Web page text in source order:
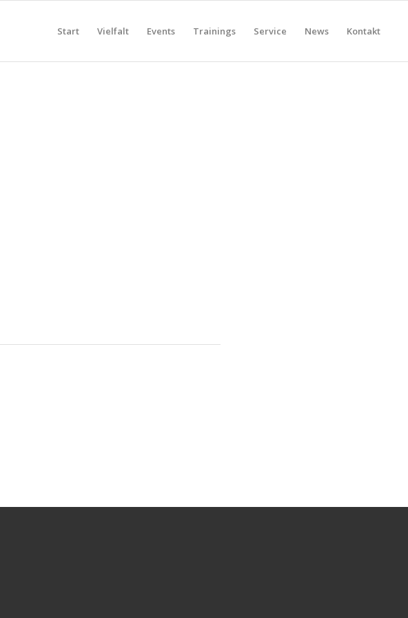
Start Vielfalt Events Trainings Service News Kontakt